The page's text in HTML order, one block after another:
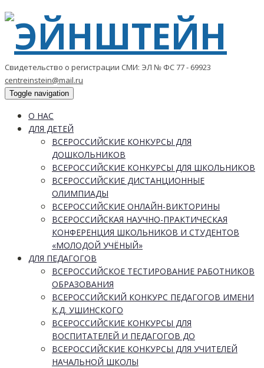
Свидетельство о регистрации СМИ: ЭЛ № ФС 77 - 69923
centreinstein@mail.ru
Toggle navigation
О НАС
ДЛЯ ДЕТЕЙ
ВСЕРОССИЙСКИЕ КОНКУРСЫ ДЛЯ
ДОШКОЛЬНИКОВ
ВСЕРОССИЙСКИЕ КОНКУРСЫ ДЛЯ ШКОЛЬНИКОВ
ВСЕРОССИЙСКИЕ ДИСТАНЦИОННЫЕ
ОЛИМПИАДЫ
ВСЕРОССИЙСКИЕ ОНЛАЙН-ВИКТОРИНЫ
ВСЕРОССИЙСКАЯ НАУЧНО-ПРАКТИЧЕСКАЯ
КОНФЕРЕНЦИЯ ШКОЛЬНИКОВ И СТУДЕНТОВ
«МОЛОДОЙ УЧЁНЫЙ»
ДЛЯ ПЕДАГОГОВ
ВСЕРОССИЙСКОЕ ТЕСТИРОВАНИЕ РАБОТНИКОВ
ОБРАЗОВАНИЯ
ВСЕРОССИЙСКИЙ КОНКУРС ПЕДАГОГОВ ИМЕНИ
К.Д. УШИНСКОГО
ВСЕРОССИЙСКИЕ КОНКУРСЫ ДЛЯ
ВОСПИТАТЕЛЕЙ И ПЕДАГОГОВ ДО
ВСЕРОССИЙСКИЕ КОНКУРСЫ ДЛЯ УЧИТЕЛЕЙ
НАЧАЛЬНОЙ ШКОЛЫ